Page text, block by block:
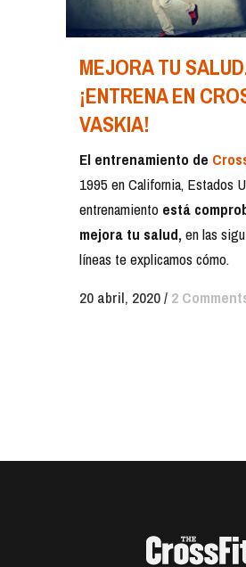
MEJORA TU
¡ENTRENA EN
VASKIA!
El entrenamiento de
1995 en California, Estados
entrenamiento está
mejora tu salud,en las
líneas te explicamos cómo.
20 abril, 2020/ 2